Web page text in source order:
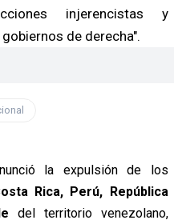
injerencistas y
de derecha".
la expulsión de los
Rica, Perú, República
del territorio venezolano,